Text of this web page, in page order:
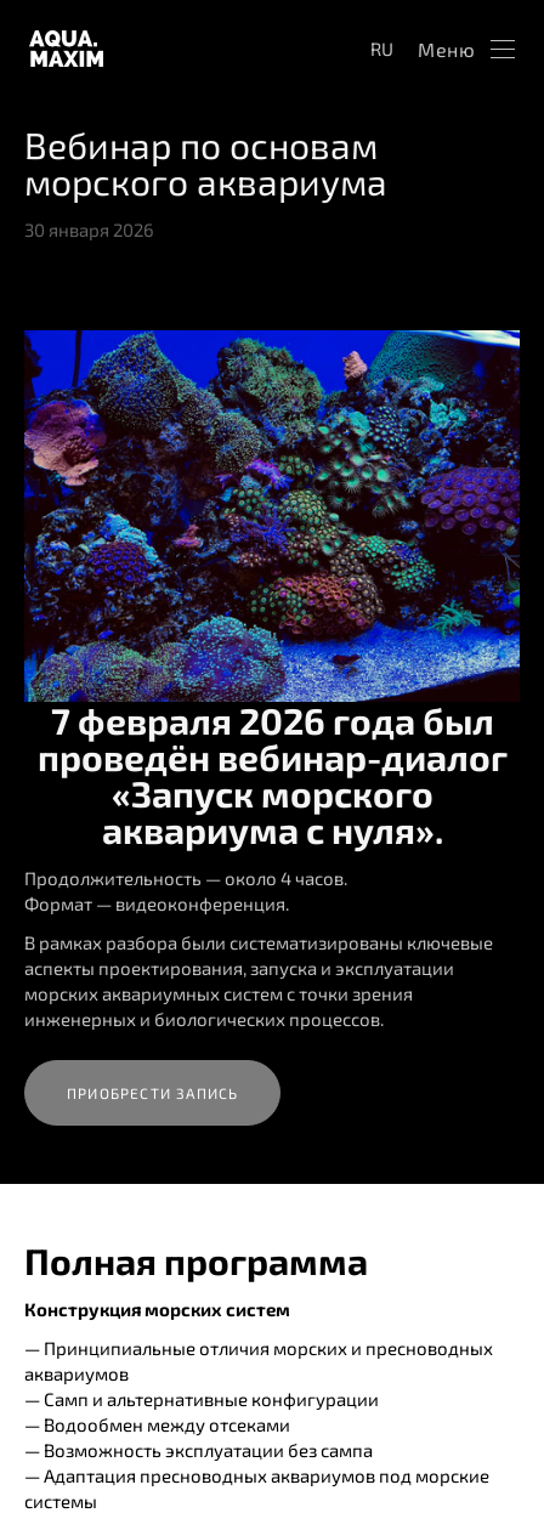
RU Меню
Вебинар по основам
морского аквариума
30 января 2026
7 февраля 2026 года был
проведён вебинар-диалог
«Запуск морского
аквариума с нуля».
Продолжительность — около 4 часов.
Формат — видеоконференция.
В рамках разбора были систематизированы ключевые
аспекты проектирования, запуска и эксплуатации
морских аквариумных систем с точки зрения
инженерных и биологических процессов.
ПРИОБРЕСТИ ЗАПИСЬ
Полная программа
Конструкция морских систем
— Принципиальные отличия морских и пресноводных
аквариумов
— Самп и альтернативные конфигурации
— Водообмен между отсеками
— Возможность эксплуатации без сампа
— Адаптация пресноводных аквариумов под морские
системы